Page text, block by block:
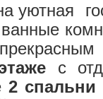
уютная
с
2 спальни